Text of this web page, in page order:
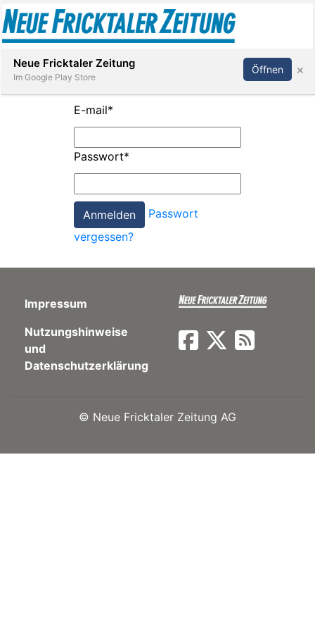
Paper
App
Abonnieren Anmelden
E-mail*
Passwort*
Passwort
vergessen?
Impressum
Nutzungshinweise
und
Datenschutzerklärung
© Neue Fricktaler Zeitung AG
Neue Fricktaler Zeitung
Im Google Play Store
Öffnen ×